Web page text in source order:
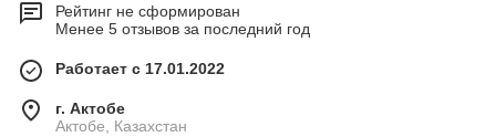
Рейтинг не сформирован
Менее 5 отзывов за последний год
Работает с 17.01.2022
г. Актобе
Актобе, Казахстан